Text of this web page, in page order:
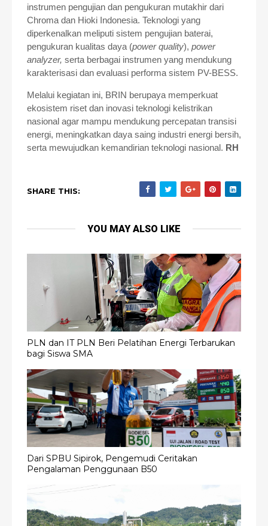
instrumen pengujian dan pengukuran mutakhir dari
Chroma dan Hioki Indonesia. Teknologi yang
diperkenalkan meliputi sistem pengujian baterai,
pengukuran kualitas daya (power quality), power
analyzer, serta berbagai instrumen yang mendukung
karakterisasi dan evaluasi performa sistem PV-BESS.
Melalui kegiatan ini, BRIN berupaya memperkuat
ekosistem riset dan inovasi teknologi kelistrikan
nasional agar mampu mendukung percepatan transisi
energi, meningkatkan daya saing industri energi bersih,
serta mewujudkan kemandirian teknologi nasional. RH
SHARE THIS:
YOU MAY ALSO LIKE
PLN dan IT PLN Beri Pelatihan Energi Terbarukan
bagi Siswa SMA
Dari SPBU Sipirok, Pengemudi Ceritakan
Pengalaman Penggunaan B50